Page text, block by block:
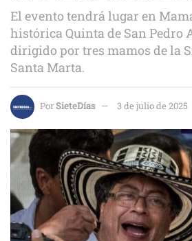
El evento tendrá lugar en
histórica Quinta de San Pedro
dirigido por tres mamos de la
Santa Marta.
PorSieteDías 3 de julio de 2025